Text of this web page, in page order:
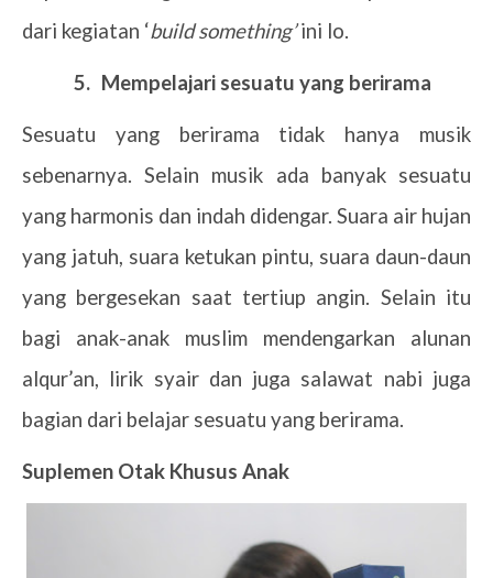
dari kegiatan ‘build something’ini lo.
5. Mempelajari sesuatu yang berirama
Sesuatu yang berirama tidak hanya musik
sebenarnya. Selain musik ada banyak sesuatu
yang harmonis dan indah didengar. Suara air hujan
yang jatuh, suara ketukan pintu, suara daun-daun
yang bergesekan saat tertiup angin. Selain itu
bagi anak-anak muslim mendengarkan alunan
alqur’an, lirik syair dan juga salawat nabi juga
bagian dari belajar sesuatu yang berirama.
Suplemen Otak Khusus Anak